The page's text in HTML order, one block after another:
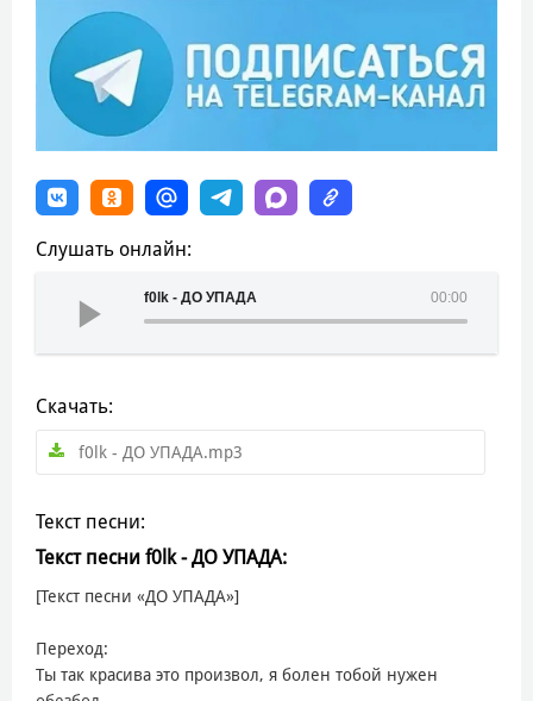
Слушать онлайн:
00:00
f0lk - ДО УПАДА
Скачать:
f0lk - ДО УПАДА.mp3
Текст песни:
Текст песни f0lk - ДО УПАДА:
[Текст песни «ДО УПАДА»]
Переход:
Ты так красива это произвол, я болен тобой нужен